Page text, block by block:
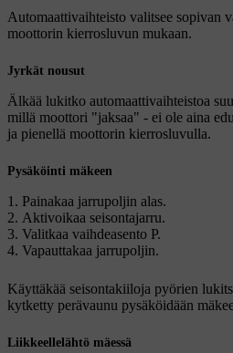
Automaattivaihteisto valitsee sopivan
moottorin kierrosluvun mukaan.
Jyrkät nousut
Älkää lukitko automaattivaihteistoa
millä moottori "jaksaa" - ei ole aina
ja pienellä moottorin kierrosluvulla.
Pysäköinti mäkeen
Painakaa jarrupoljin alas.
Aktivoikaa seisontajarru.
Valitkaa vaihdeasento P.
Vapauttakaa jarrupoljin.
Käyttäkää seisontakiiloja pyörien
kytketty perävaunu pysäköidään
Liikkeellelähtö mäessä